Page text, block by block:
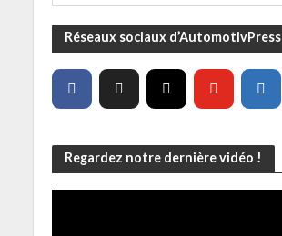
Réseaux sociaux d’AutomotivPress
Regardez notre dernière vidéo !